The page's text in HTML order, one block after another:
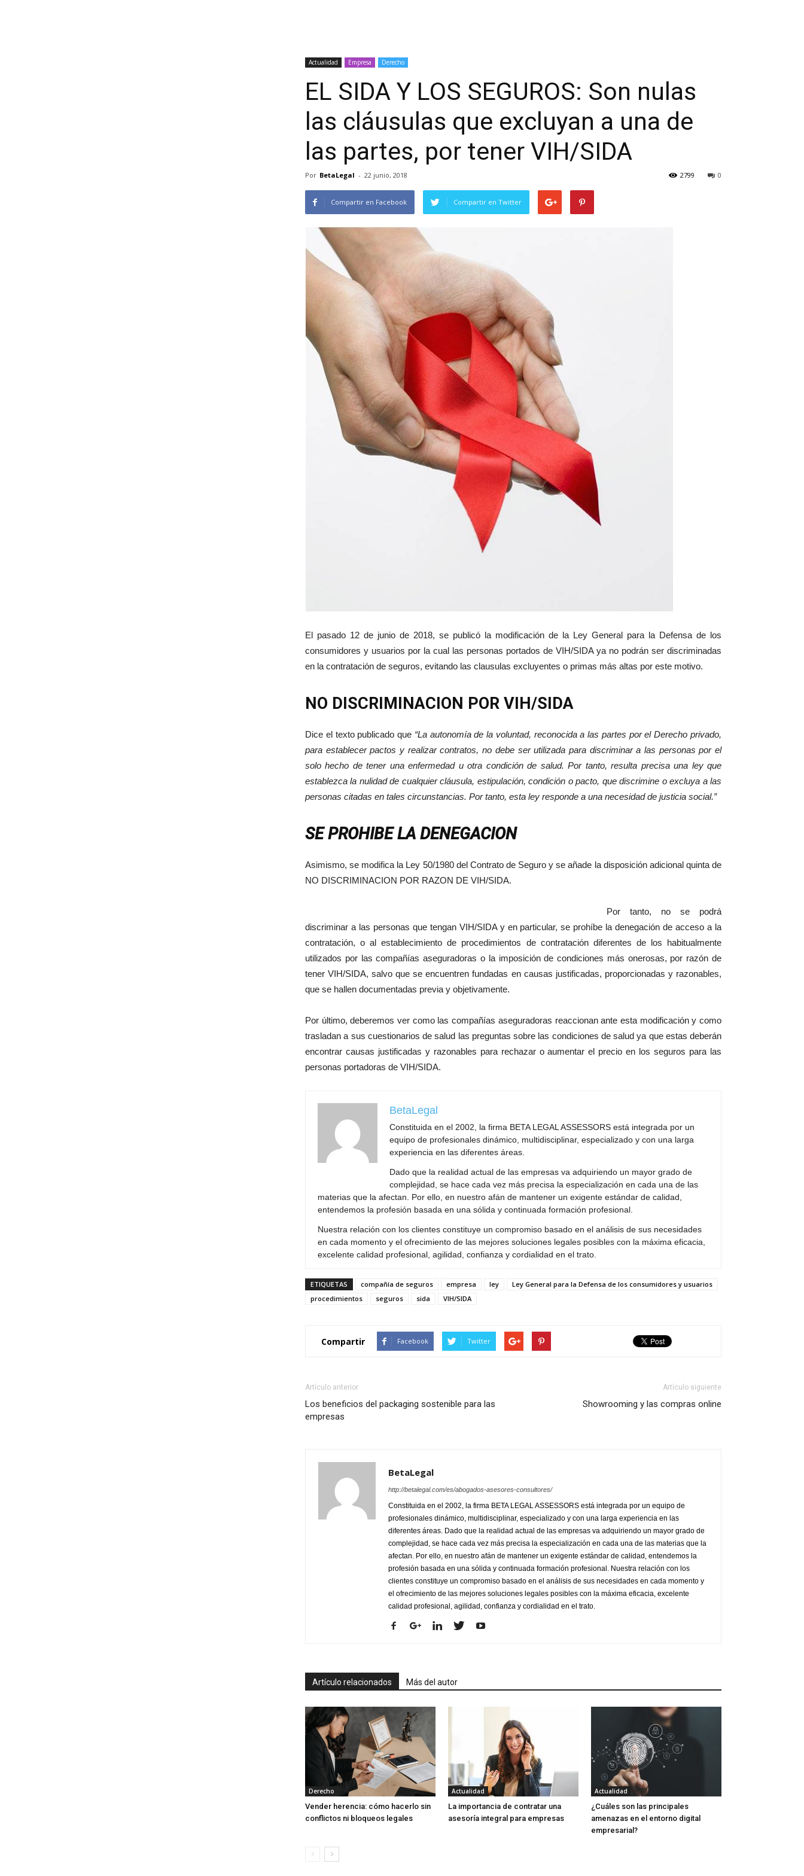
Actualidad Empresa Derecho
EL SIDA Y LOS SEGUROS: Son nulas
las cláusulas que excluyan a una de
las partes, por tener VIH/SIDA
Por BetaLegal - 22 junio, 2018 0
2799
Compartir en Facebook Compartir en Twitter
El pasado 12 de junio de 2018, se publicó la modificación de la Ley General para la Defensa de los
consumidores y usuarios por la cual las personas portados de VIH/SIDA ya no podrán ser discriminadas
en la contratación de seguros, evitando las clausulas excluyentes o primas más altas por este motivo.
NO DISCRIMINACION POR VIH/SIDA
Dice el texto publicado que “La autonomía de la voluntad, reconocida a las partes por el Derecho privado,
para establecer pactos y realizar contratos, no debe ser utilizada para discriminar a las personas por el
solo hecho de tener una enfermedad u otra condición de salud. Por tanto, resulta precisa una ley que
establezca la nulidad de cualquier cláusula, estipulación, condición o pacto, que discrimine o excluya a las
personas citadas en tales circunstancias. Por tanto, esta ley responde a una necesidad de justicia social.”
SE PROHIBE LA DENEGACION
Asimismo, se modifica la Ley 50/1980 del Contrato de Seguro y se añade la disposición adicional quinta de
NO DISCRIMINACION POR RAZON DE VIH/SIDA.
Por tanto, no se podrá
discriminar a las personas que tengan VIH/SIDA y en particular, se prohíbe la denegación de acceso a la
contratación, o al establecimiento de procedimientos de contratación diferentes de los habitualmente
utilizados por las compañías aseguradoras o la imposición de condiciones más onerosas, por razón de
tener VIH/SIDA, salvo que se encuentren fundadas en causas justificadas, proporcionadas y razonables,
que se hallen documentadas previa y objetivamente.
Por último, deberemos ver como las compañías aseguradoras reaccionan ante esta modificación y como
trasladan a sus cuestionarios de salud las preguntas sobre las condiciones de salud ya que estas deberán
encontrar causas justificadas y razonables para rechazar o aumentar el precio en los seguros para las
personas portadoras de VIH/SIDA.
BetaLegal
Constituida en el 2002, la firma BETA LEGAL ASSESSORS está integrada por un
equipo de profesionales dinámico, multidisciplinar, especializado y con una larga
experiencia en las diferentes áreas.
Dado que la realidad actual de las empresas va adquiriendo un mayor grado de
complejidad, se hace cada vez más precisa la especialización en cada una de las
materias que la afectan. Por ello, en nuestro afán de mantener un exigente estándar de calidad,
entendemos la profesión basada en una sólida y continuada formación profesional.
Nuestra relación con los clientes constituye un compromiso basado en el análisis de sus necesidades
en cada momento y el ofrecimiento de las mejores soluciones legales posibles con la máxima eficacia,
excelente calidad profesional, agilidad, confianza y cordialidad en el trato.
ETIQUETAS compañía de seguros empresa ley
Ley General para la Defensa de los consumidores y usuarios
procedimientos
seguros sida VIH/SIDA
Compartir Facebook Twitter
Artículo anterior
Los beneficios del packaging sostenible para las
empresas
Artículo siguiente
Showrooming y las compras online
BetaLegal
http://betalegal.com/es/abogados-asesores-consultores/
Constituida en el 2002, la firma BETA LEGAL ASSESSORS está integrada por un equipo de
profesionales dinámico, multidisciplinar, especializado y con una larga experiencia en las
diferentes áreas. Dado que la realidad actual de las empresas va adquiriendo un mayor grado de
complejidad, se hace cada vez más precisa la especialización en cada una de las materias que la
afectan. Por ello, en nuestro afán de mantener un exigente estándar de calidad, entendemos la
profesión basada en una sólida y continuada formación profesional. Nuestra relación con los
clientes constituye un compromiso basado en el análisis de sus necesidades en cada momento y
el ofrecimiento de las mejores soluciones legales posibles con la máxima eficacia, excelente
calidad profesional, agilidad, confianza y cordialidad en el trato.
Artículo relacionados Más del autor
Derecho
Vender herencia: cómo hacerlo sin
conflictos ni bloqueos legales
Actualidad
La importancia de contratar una
asesoría integral para empresas
Actualidad
¿Cuáles son las principales
amenazas en el entorno digital
empresarial?